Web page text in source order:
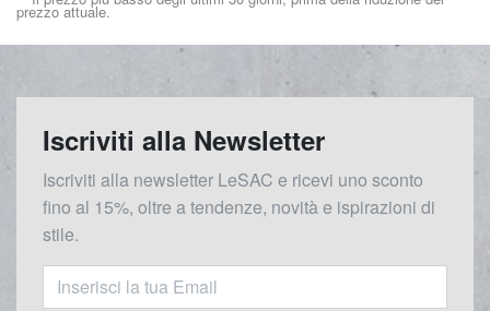
prezzo attuale.
Iscriviti alla Newsletter
Iscriviti alla newsletter LeSAC e ricevi uno sconto
fino al 15%, oltre a tendenze, novità e ispirazioni di
stile.